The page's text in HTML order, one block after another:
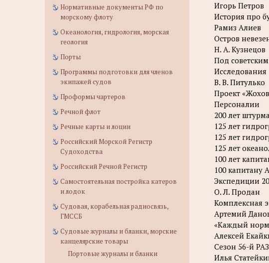
Нормативные документы РФ по
морскому флоту
Океанология, гидрология, морская
геология
Порты
Программы подготовки для членов
экипажей судов
Проформы чартеров
Речной флот
Речные карты и лоции
Российский Морской Регистр
Судоходства
Российский Речной Регистр
Самостоятельная постройка катеров
и лодок
Судовая, корабельная радиосвязь,
ГМССБ
Судовые журналы и бланки, морские
канцелярские товары
Портовые журналы и бланки
Игорь Петров
История про
Рамиз Алиев
Остров
Н. А. Кузнецов
Под
Исследования
В. В. Питулько
Проект
Персоналии
200 лет
125 лет
125 лет
125 лет
100 лет
100 капитану
Экспедиции
О. Л. Продан
Комплексная
Артемий
«Каждый
Алексей
Сезон 56-й
Илья